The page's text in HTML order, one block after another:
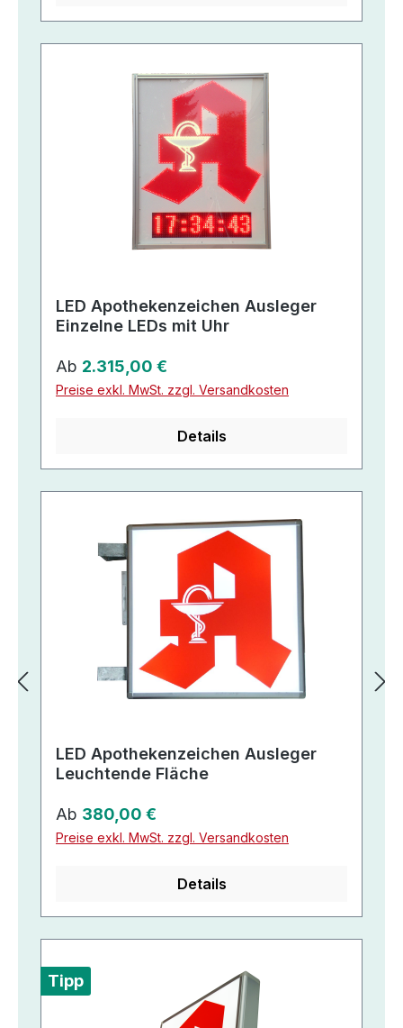
LED Apothekenzeichen Ausleger
Einzelne LEDs mit Uhr
Regulärer Preis:
Ab 2.315,00 €
Preise exkl. MwSt. zzgl. Versandkosten
Details
LED Apothekenzeichen Ausleger
Leuchtende Fläche
Regulärer Preis:
Ab 380,00 €
Preise exkl. MwSt. zzgl. Versandkosten
Details
Tipp